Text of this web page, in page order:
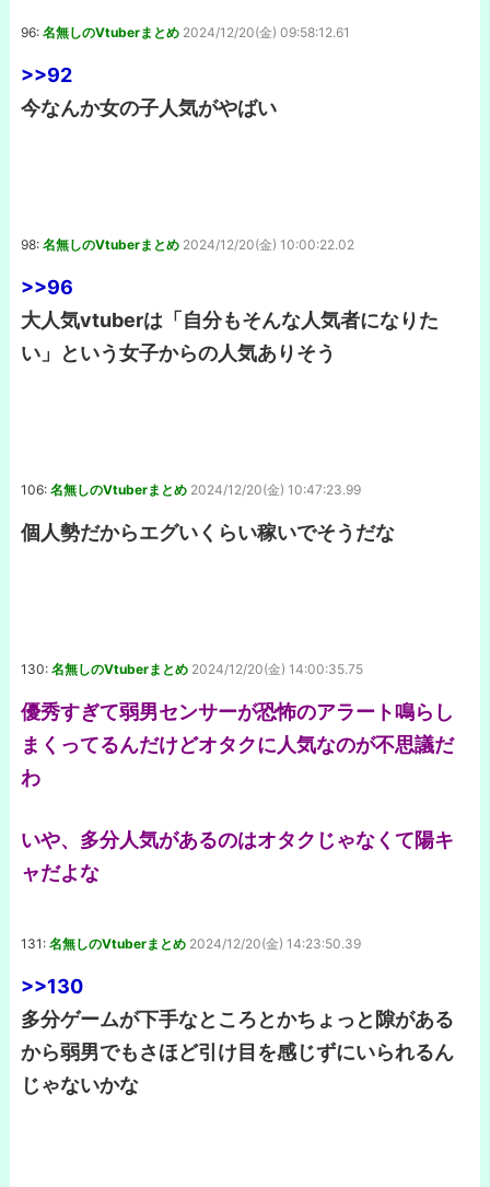
96: 名無しのVtuberまとめ 2024/12/20(金) 09:58:12.61
>>92
今なんか女の子人気がやばい
98: 名無しのVtuberまとめ 2024/12/20(金) 10:00:22.02
>>96
大人気vtuberは「自分もそんな人気者になりた
い」という女子からの人気ありそう
106: 名無しのVtuberまとめ 2024/12/20(金) 10:47:23.99
個人勢だからエグいくらい稼いでそうだな
130: 名無しのVtuberまとめ 2024/12/20(金) 14:00:35.75
優秀すぎて弱男センサーが恐怖のアラート鳴らし
まくってるんだけどオタクに人気なのが不思議だ
わ
いや、多分人気があるのはオタクじゃなくて陽キ
ャだよな
131: 名無しのVtuberまとめ 2024/12/20(金) 14:23:50.39
>>130
多分ゲームが下手なところとかちょっと隙がある
から弱男でもさほど引け目を感じずにいられるん
じゃないかな